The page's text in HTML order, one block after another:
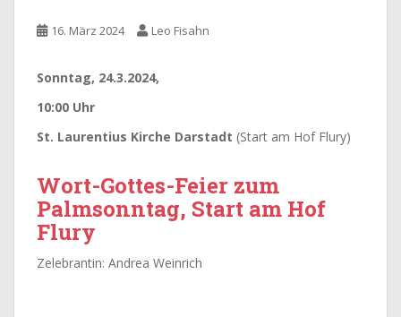
16. März 2024 Leo Fisahn
Sonntag, 24.3.2024,
10:00 Uhr
St. Laurentius Kirche Darstadt (Start am Hof Flury)
Wort-Gottes-Feier zum
Palmsonntag, Start am Hof
Flury
Zelebrantin: Andrea Weinrich